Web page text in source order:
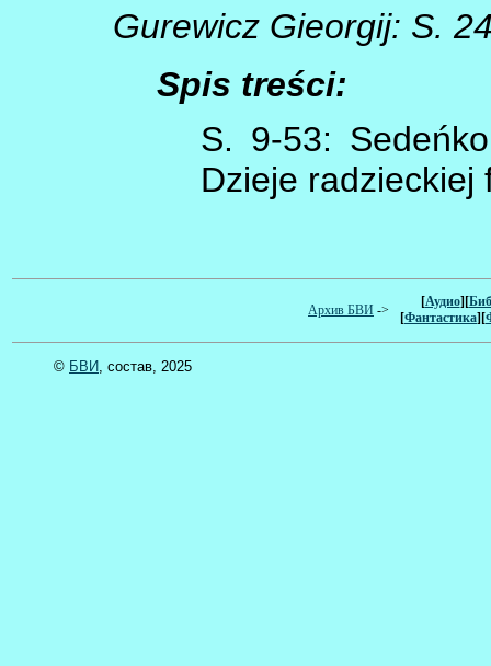
Gurewicz Gieorgij: S.
Spis treści:
S. 9-53:
Dzieje radzieckiej
Архив БВИ ->
[Аудио][
[Фантастика][
© БВИ , состав, 2025